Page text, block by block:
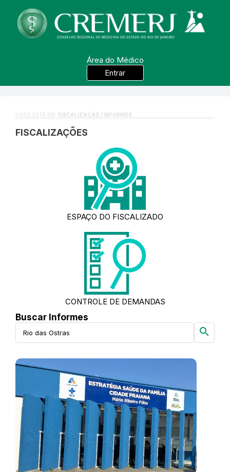
Área do Médico
Entrar
VOCÊ ESTÁ EM: FISCALIZAÇÃO / INFORMES
FISCALIZAÇÕES
ESPAÇO DO FISCALIZADO
CONTROLE DE DEMANDAS
Buscar Informes
search